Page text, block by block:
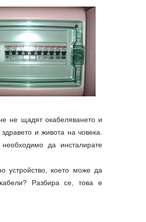
не щадят окабеляването и
и живота на човека.
да инсталирате
устройство, което може да
Разбира се, това е